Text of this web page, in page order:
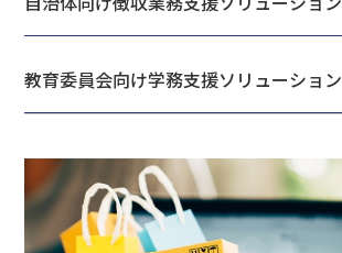
教育委員会向け学務支援ソリューション